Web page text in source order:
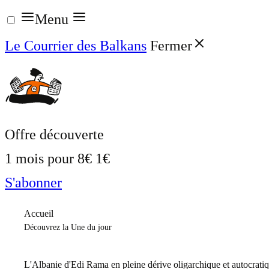
Aller
au
contenu
Menu
Le Courrier des Balkans Fermer
Offre découverte
1 mois pour 8€ 1€
S'abonner
Accueil
Découvrez la Une du jour
L'Albanie d'Edi Rama en pleine dérive oligarchique et